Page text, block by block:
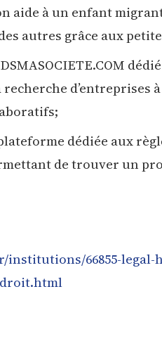
aide à un enfant
autres grâce aux
d’entreprises
dédiée aux
de trouver un
66855-legal-